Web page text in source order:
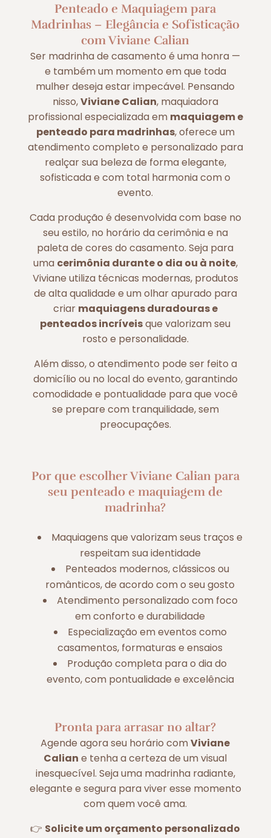
Penteado e Maquiagem para
Madrinhas – Elegância e Sofisticação
com Viviane Calian
Ser madrinha de casamento é uma honra —
e também um momento em que toda
mulher deseja estar impecável. Pensando
nisso,Viviane Calian, maquiadora
profissional especializada em maquiagem e
penteado para madrinhas, oferece um
atendimento completo e personalizado para
realçar sua beleza de forma elegante,
sofisticada e com total harmonia com o
evento.
Cada produção é desenvolvida com base no
seu estilo, no horário da cerimônia e na
paleta de cores do casamento. Seja para
uma cerimônia durante o dia ou à noite,
Viviane utiliza técnicas modernas, produtos
de alta qualidade e um olhar apurado para
criar maquiagens duradouras e
penteados incríveisque valorizam seu
rosto e personalidade.
Além disso, o atendimento pode ser feito a
domicílio ou no local do evento, garantindo
comodidade e pontualidade para que você
se prepare com tranquilidade, sem
preocupações.
Por que escolher Viviane Calian para
seu penteado e maquiagem de
madrinha?
Maquiagens que valorizam seus traços e
respeitam sua identidade
Penteados modernos, clássicos ou
românticos, de acordo com o seu gosto
Atendimento personalizado com foco
em conforto e durabilidade
Especialização em eventos como
casamentos, formaturas e ensaios
Produção completa para o dia do
evento, com pontualidade e excelência
Pronta para arrasar no altar?
Agende agora seu horário comViviane
Calian e tenha a certeza de um visual
inesquecível. Seja uma madrinha radiante,
elegante e segura para viver esse momento
com quem você ama.
👉 Solicite um orçamento personalizado